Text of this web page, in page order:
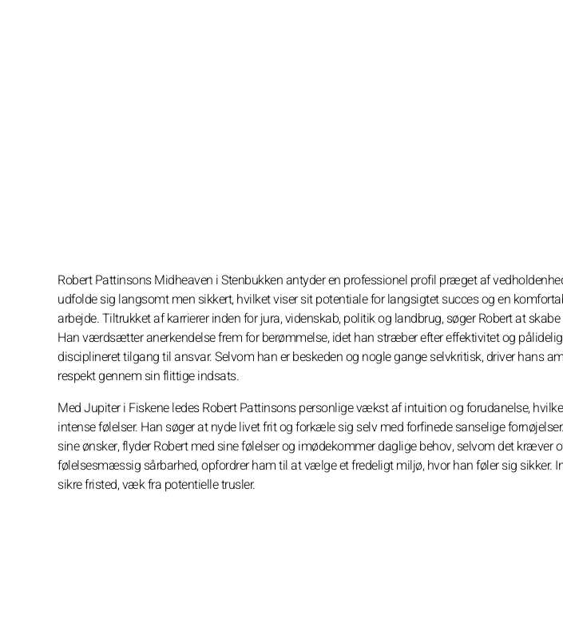
Robert Pattinsons Midheaven i Stenbukken antyder en professionel profil præget af
udfolde sig langsomt men sikkert, hvilket viser sit potentiale for langsigtet succes og en
arbejde. Tiltrukket af karrierer inden for jura, videnskab, politik og landbrug, søger Robert at
Han værdsætter anerkendelse frem for berømmelse, idet han stræber efter effektivitet og
disciplineret tilgang til ansvar. Selvom han er beskeden og nogle gange selvkritisk, driver hans
respekt gennem sin flittige indsats.
Med Jupiter i Fiskene ledes Robert Pattinsons personlige vækst af intuition og forudanelse,
intense følelser. Han søger at nyde livet frit og forkæle sig selv med forfinede sanselige
sine ønsker, flyder Robert med sine følelser og imødekommer daglige behov, selvom det kræver
følelsesmæssig sårbarhed, opfordrer ham til at vælge et fredeligt miljø, hvor han føler sig sikker.
sikre fristed, væk fra potentielle trusler.